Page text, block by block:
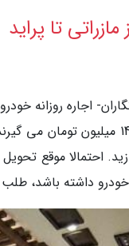
تا پراید
اجاره مازراتی گرن توریسمو
داشته باشد،